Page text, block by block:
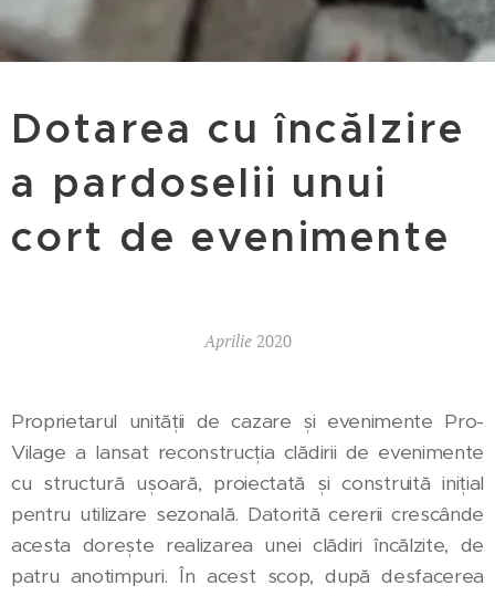
Dotarea cu încălzire
a pardoselii unui
cort de evenimente
Aprilie 2020
Proprietarul unității de cazare și evenimente Pro-
Vilage a lansat reconstrucția clădirii de evenimente
cu structură ușoară, proiectată și construită inițial
pentru utilizare sezonală. Datorită cererii crescânde
acesta dorește realizarea unei clădiri încălzite, de
patru anotimpuri. În acest scop, după desfacerea